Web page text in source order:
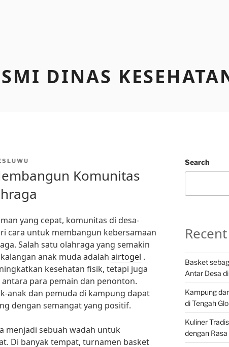
DINAS
Komunitas
yang cepat, komunitas di desa-
cara untuk membangun kebersamaan
Salah satu olahraga yang semakin
anak muda adalah airtogel .
kesehatan fisik, tetapi juga
para pemain dan penonton.
anak dan pemuda di kampung dapat
dengan semangat yang positif.
menjadi sebuah wadah untuk
Di banyak tempat, turnamen basket
Search
Basket
Antar Desa
Kampung
di Tengah
Kuliner
dengan Rasa